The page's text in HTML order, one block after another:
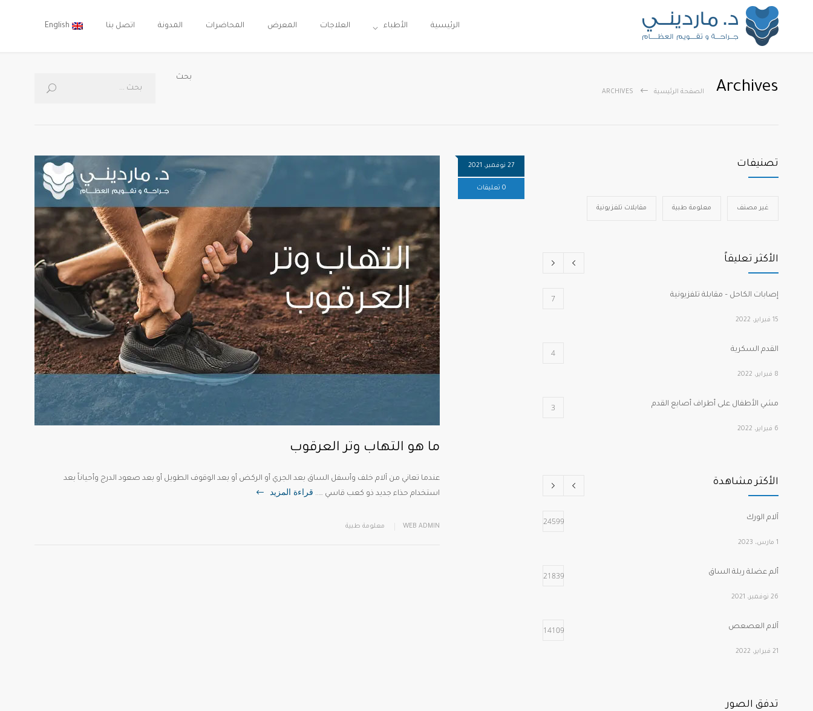
الرئيسية الأطباء العلاجات المعرض المحاضرات المدونة اتصل بنا English
Archives الصفحة الرئيسية ARCHIVES
بحث
27 نوفمبر، 2021
0 تعليقات
ما هو التهاب وتر العرقوب
عندما تعاني من آلام خلف وأسفل الساق بعد الجري أو الركض أو بعد الوقوف الطويل أو بعد صعود الدرج وأحياناً بعد
استخدام حذاء جديد ذو كعب قاسي ….. قراءة المزيد
WEB ADMIN معلومة طبية
تصنيفات
غير مصنف معلومة طبية مقابلات تلفزيونية
الأكثر تعليقاً
إصابات الكاحل – مقابلة تلفزيونية 7
15 فبراير، 2022
القدم السكرية 4
8 فبراير، 2022
مشي الأطفال على أطراف أصابع القدم 3
6 فبراير، 2022
1 مارس، 2022
الصدفية وآلام المفاصل 2
2 فبراير، 2022
الأكثر مشاهدة
آلام الورك 24599
1 مارس، 2023
ألم عضلة ربلة الساق 21839
26 نوفمبر، 2021
آلام العصعص 14109
21 فبراير، 2022
تدفق الصور